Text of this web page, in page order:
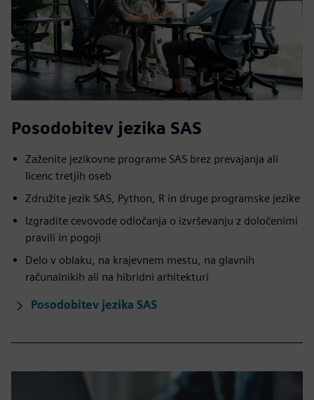
Posodobitev jezika SAS
Zaženite jezikovne programe SAS brez prevajanja ali
licenc tretjih oseb
Združite jezik SAS, Python, R in druge programske jezike
Izgradite cevovode odločanja o izvrševanju z določenimi
pravili in pogoji
Delo v oblaku, na krajevnem mestu, na glavnih
računalnikih ali na hibridni arhitekturi
Posodobitev jezika SAS